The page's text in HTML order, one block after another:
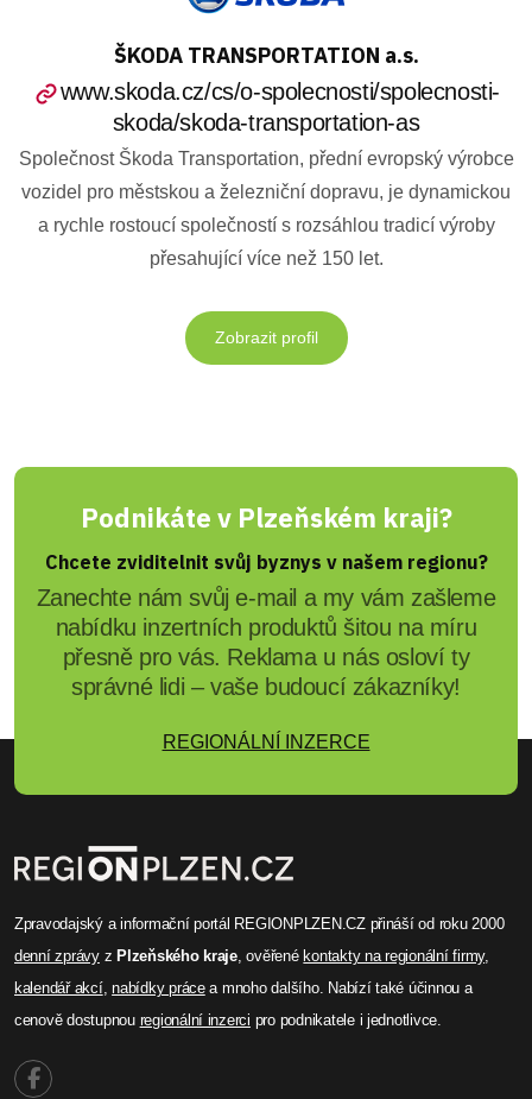
ŠKODA TRANSPORTATION a.s.
www.skoda.cz/cs/o-spolecnosti/spolecnosti-
skoda/skoda-transportation-as
Společnost Škoda Transportation, přední evropský výrobce
vozidel pro městskou a železniční dopravu, je dynamickou
a rychle rostoucí společností s rozsáhlou tradicí výroby
přesahující více než 150 let.
Zobrazit profil
Podnikáte v Plzeňském kraji?
Chcete zviditelnit svůj byznys v našem regionu?
Zanechte nám svůj e-mail a my vám zašleme
nabídku inzertních produktů šitou na míru
přesně pro vás. Reklama u nás osloví ty
správné lidi – vaše budoucí zákazníky!
REGIONÁLNÍ INZERCE
Zpravodajský a informační portál REGIONPLZEN.CZ přináší od roku 2000
denní zprávyz Plzeňského kraje, ověřené kontakty na regionální firmy,
kalendář akcí,nabídky prácea mnoho dalšího. Nabízí také účinnou a
cenově dostupnou regionální inzerci pro podnikatele i jednotlivce.